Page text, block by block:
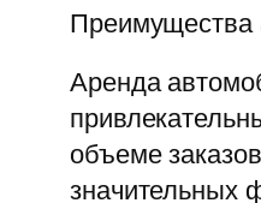
Преимущества
Аренда
объеме
значительных